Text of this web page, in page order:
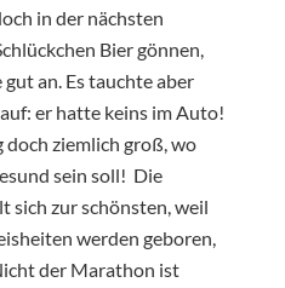
in der nächsten
Bier gönnen,
an. Es tauchte aber
er hatte keins im Auto!
doch ziemlich groß, wo
sein soll! Die
sich zur schönsten, weil
werden geboren,
der Marathon ist